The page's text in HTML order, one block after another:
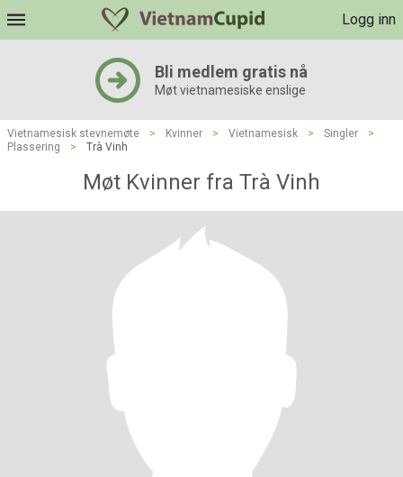
Logg inn
Bli medlem gratis nå
Møt vietnamesiske enslige
Vietnamesisk stevnemøte > Kvinner > Vietnamesisk > Singler
>
Plassering
> Trà Vinh
Møt Kvinner fra Trà Vinh